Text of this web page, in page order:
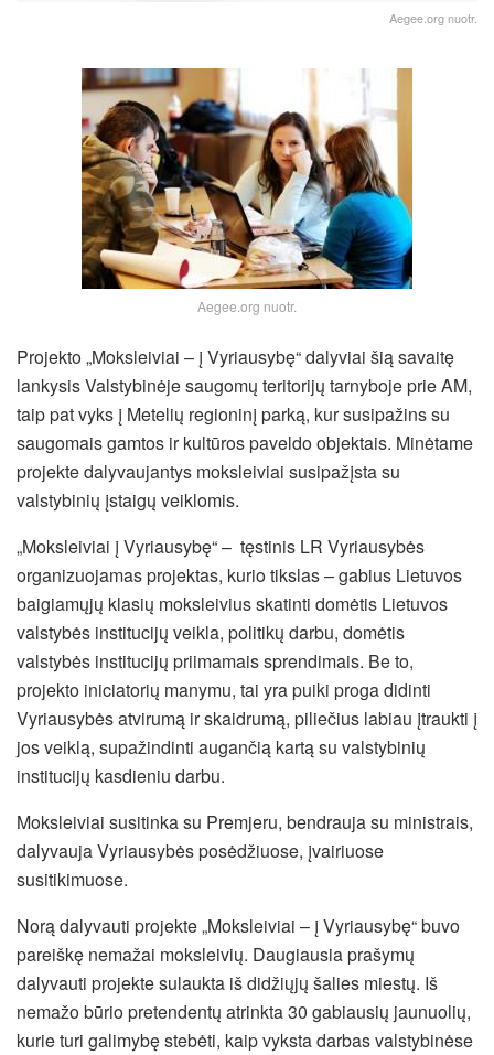
Aegee.org nuotr.
Aegee.org nuotr.
Projekto „Moksleiviai – į Vyriausybę“ dalyviai šią savaitę
lankysis Valstybinėje saugomų teritorijų tarnyboje prie AM,
taip pat vyks į Metelių regioninį parką, kur susipažins su
saugomais gamtos ir kultūros paveldo objektais. Minėtame
projekte dalyvaujantys moksleiviai susipažįsta su
valstybinių įstaigų veiklomis.
„Moksleiviai į Vyriausybę“ – tęstinis LR Vyriausybės
organizuojamas projektas, kurio tikslas – gabius Lietuvos
baigiamųjų klasių moksleivius skatinti domėtis Lietuvos
valstybės institucijų veikla, politikų darbu, domėtis
valstybės institucijų priimamais sprendimais. Be to,
projekto iniciatorių manymu, tai yra puiki proga didinti
Vyriausybės atvirumą ir skaidrumą, piliečius labiau įtraukti į
jos veiklą, supažindinti augančią kartą su valstybinių
institucijų kasdieniu darbu.
Moksleiviai susitinka su Premjeru, bendrauja su ministrais,
dalyvauja Vyriausybės posėdžiuose, įvairiuose
susitikimuose.
Norą dalyvauti projekte „Moksleiviai – į Vyriausybę“ buvo
pareiškę nemažai moksleivių. Daugiausia prašymų
dalyvauti projekte sulaukta iš didžiųjų šalies miestų. Iš
nemažo būrio pretendentų atrinkta 30 gabiausių jaunuolių,
kurie turi galimybę stebėti, kaip vyksta darbas valstybinėse